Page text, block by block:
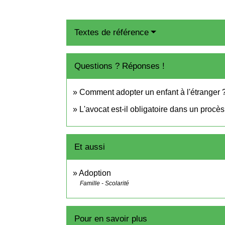
Textes de référence
Questions ? Réponses !
Comment adopter un enfant à l'étranger
L'avocat est-il obligatoire dans un
Et aussi
Adoption
Famille - Scolarité
Pour en savoir plus